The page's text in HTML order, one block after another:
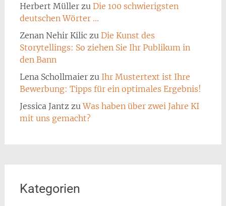
Herbert Müllerzu Die 100 schwierigsten
deutschen Wörter …
Zenan Nehir Kiliczu Die Kunst des
Storytellings: So ziehen Sie Ihr Publikum in
den Bann
Lena Schollmaierzu Ihr Mustertext ist Ihre
Bewerbung: Tipps für ein optimales Ergebnis!
Jessica Jantz zuWas haben über zwei Jahre KI
mit uns gemacht?
Kategorien